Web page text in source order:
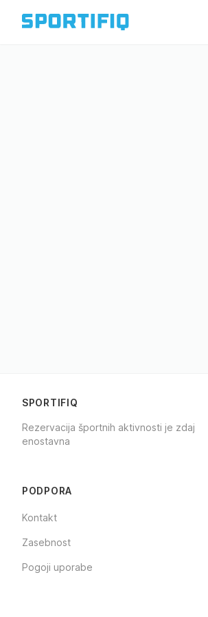
SPORTIFIQ
Rezervacija športnih aktivnosti je zdaj
enostavna
PODPORA
Kontakt
Zasebnost
Pogoji uporabe